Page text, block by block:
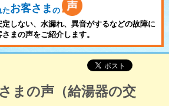
たお客さま の
しない、水漏れ、異音がするなどの故障に
まの声をご紹介します。
まの声（給湯器の交